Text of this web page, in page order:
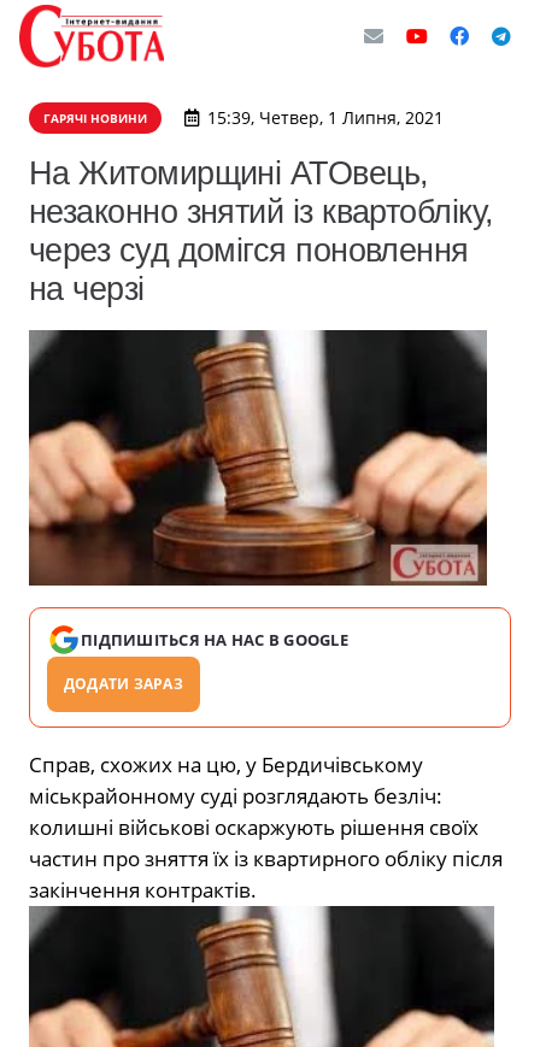
ГАРЯЧІ НОВИНИ 15:39, Четвер, 1 Липня, 2021
На Житомирщині АТОвець,
незаконно знятий із квартобліку,
через суд домігся поновлення
на черзі
ПІДПИШІТЬСЯ НА НАС В GOOGLE
ДОДАТИ ЗАРАЗ
Справ, схожих на цю, у Бердичівському
міськрайонному суді розглядають безліч:
колишні військові оскаржують рішення своїх
частин про зняття їх із квартирного обліку після
закінчення контрактів.